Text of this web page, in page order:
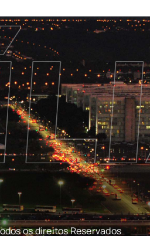
os direitos Reservados